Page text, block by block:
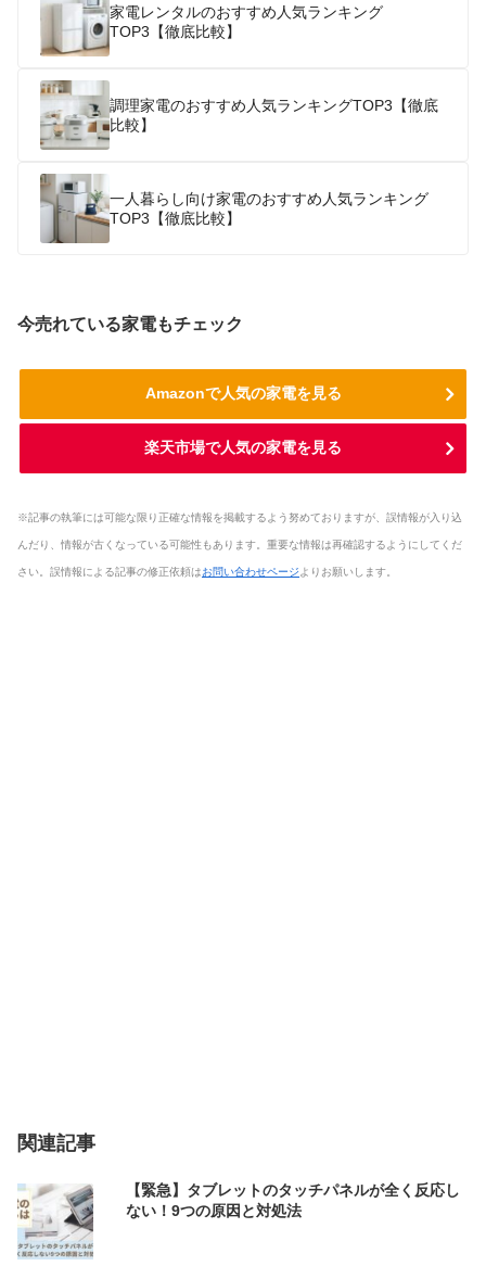
家電レンタルのおすすめ人気ランキング
TOP3【徹底比較】
調理家電のおすすめ人気ランキングTOP3【徹底
比較】
一人暮らし向け家電のおすすめ人気ランキング
TOP3【徹底比較】
今売れている家電もチェック
Amazonで人気の家電を見る
楽天市場で人気の家電を見る
※記事の執筆には可能な限り正確な情報を掲載するよう努めておりますが、誤情報が入り込
んだり、情報が古くなっている可能性もあります。重要な情報は再確認するようにしてくだ
さい。誤情報による記事の修正依頼はお問い合わせページ よりお願いします。
関連記事
【緊急】タブレットのタッチパネルが全く反応し
ない！9つの原因と対処法